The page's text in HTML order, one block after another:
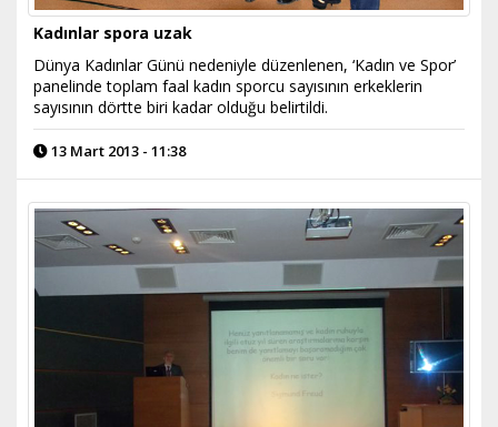
Kadınlar spora uzak
Dünya Kadınlar Günü nedeniyle düzenlenen, ‘Kadın ve Spor’
panelinde toplam faal kadın sporcu sayısının erkeklerin
sayısının dörtte biri kadar olduğu belirtildi.
13 Mart 2013 - 11:38